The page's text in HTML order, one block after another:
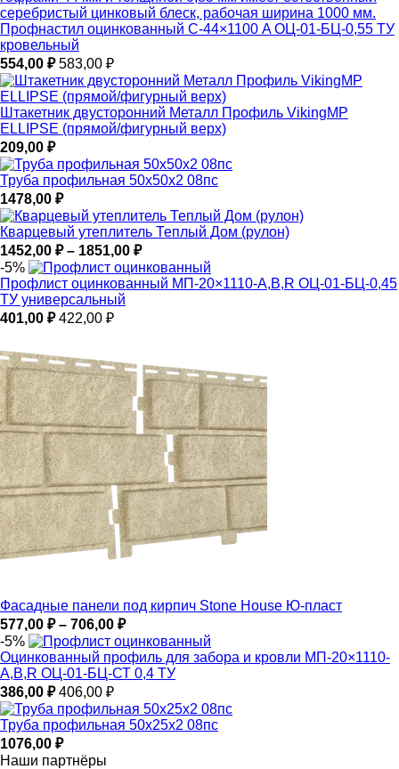
Профнастил оцинкованный С-44×1100 A ОЦ-01-БЦ-0,55 ТУ
кровельный
554,00 ₽ 583,00 ₽
Штакетник двусторонний Металл Профиль VikingMP
ELLIPSE (прямой/фигурный верх)
209,00 ₽
Труба профильная 50х50х2 08пс
1478,00 ₽
Кварцевый утеплитель Теплый Дом (рулон)
1452,00 ₽ – 1851,00 ₽Диапазон
цен:
1452,00 ₽
-5%
Профлист оцинкованный МП-20×1110-A,B,R ОЦ-01-БЦ-0,45
ТУ универсальный
401,00 ₽ 422,00 ₽
Фасадные панели под кирпич Stone House Ю-пласт
577,00 ₽ – 706,00 ₽Диапазон
цен:
577,00 ₽
–
-5%
Оцинкованный профиль для забора и кровли МП-20×1110-
A,B,R ОЦ-01-БЦ-СТ 0,4 ТУ
386,00 ₽ 406,00 ₽
Труба профильная 50х25х2 08пс
1076,00 ₽
Наши партнёры